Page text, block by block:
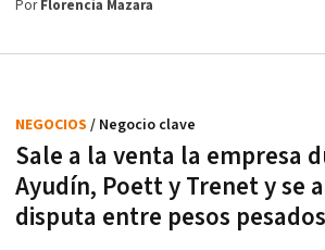
PorFlorencia Mazara
Sale a la venta la empresa
Ayudín, Poett y Trenet y se
disputa entre pesos
NEGOCIOS / Negocio clave